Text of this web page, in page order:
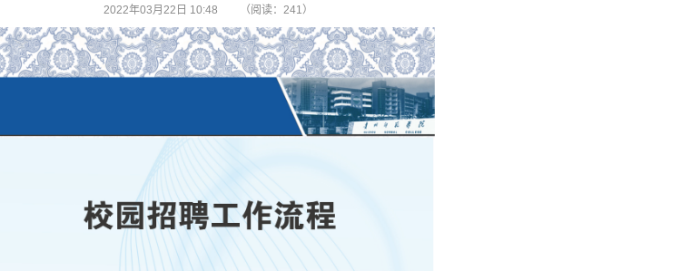
2022年03月22日 10:48 （阅读： 241）